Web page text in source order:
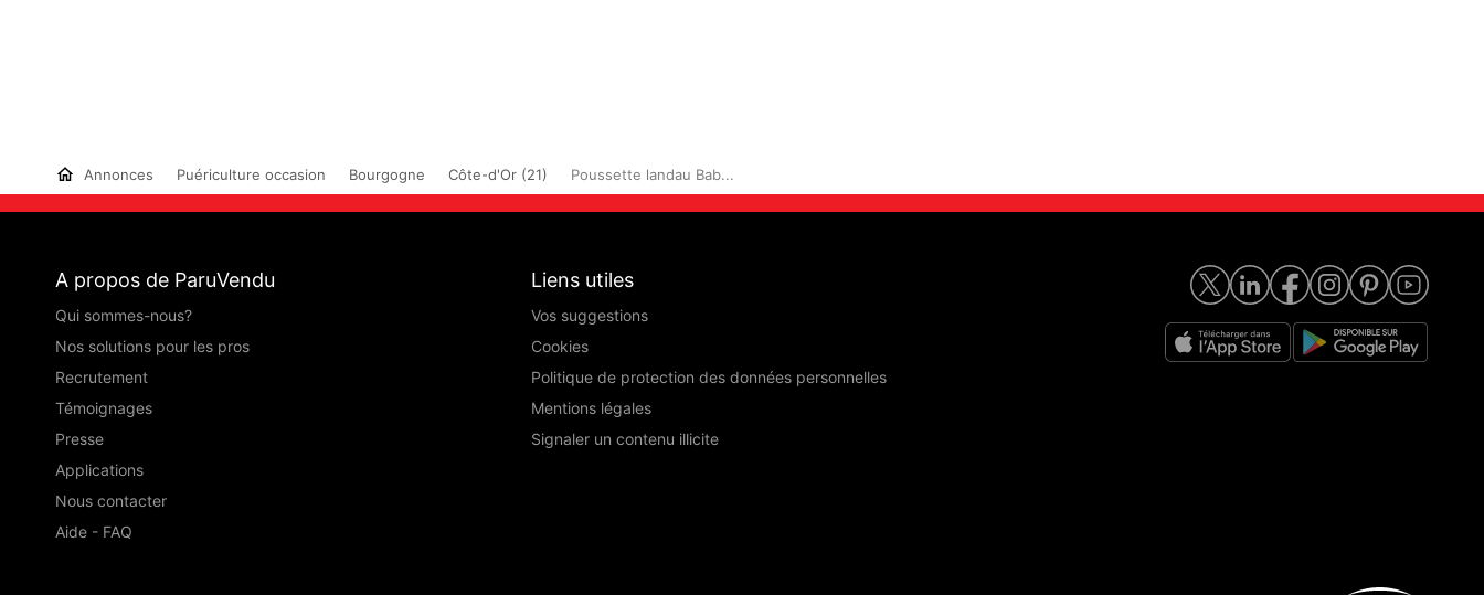
Annonces Puériculture occasion Bourgogne Côte-d'Or (21) Poussette landau Bab...
A propos de ParuVendu
Qui sommes-nous?
Nos solutions pour les pros
Recrutement
Témoignages
Presse
Applications
Nous contacter
Aide - FAQ
Liens utiles
Vos suggestions
Cookies
Politique de protection des données personnelles
Mentions légales
Signaler un contenu illicite